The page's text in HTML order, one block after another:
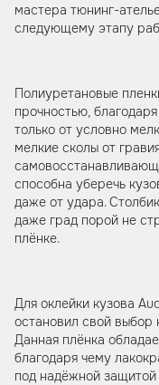
мастера тюнинг-
следующему этапу
Полиуретановые
прочностью,
только от условно
мелкие сколы от
способна уберечь
даже от удара.
даже град порой не
плёнке.
Для оклейки кузова
остановил свой выбор
Данная плёнка
благодаря чему
под надёжной